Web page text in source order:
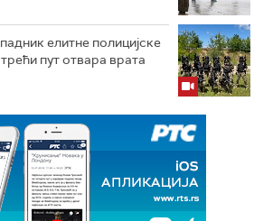
елитне полицијске
пут отвара врата